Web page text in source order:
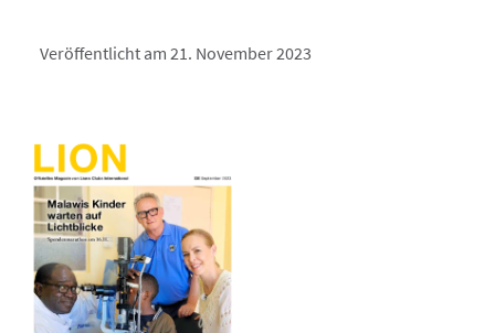
Veröffentlicht am 21. November 2023